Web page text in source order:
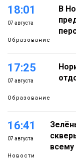
18:01
07 августа
Образование
В
17:25
07 августа
Образование
16:41
07 августа
Новости
всему